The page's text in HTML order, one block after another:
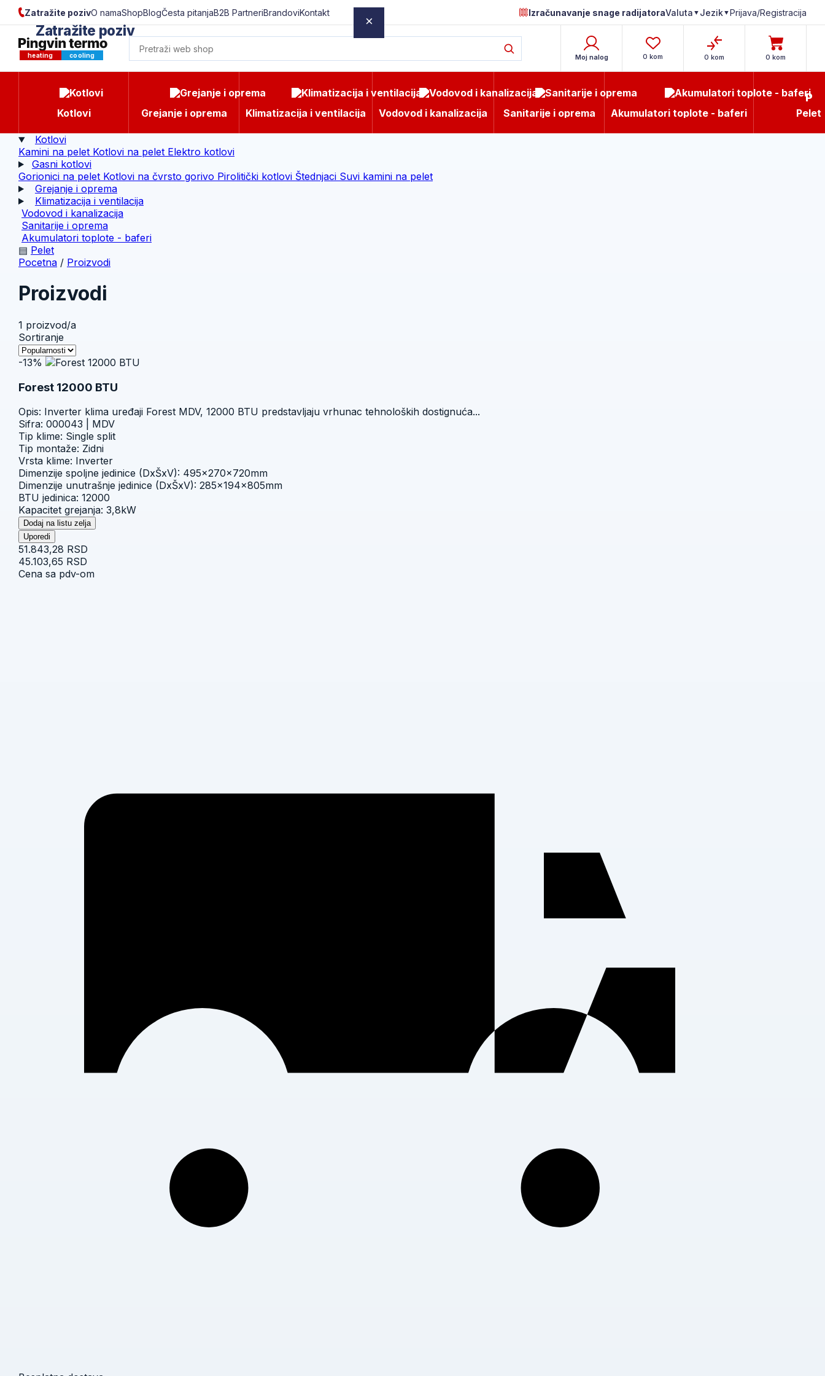
×
Zatražite poziv
Upišite tražene podatke kako bi vas mogli kontaktirati.
Radno vreme: Pon - Pet od 8 do 16h, Sub od 8 do 14h
Zatražite pozivO namaShopBlogČesta pitanjaB2B PartneriBrandoviKontakt Izračunavanje snage radijatoraValuta ▼ Jezik▼Prijava/Registracija
heating cooling Moj nalog 0 kom 0 kom 0 kom
Kotlovi Grejanje i oprema Klimatizacija i ventilacija Vodovod i kanalizacija Sanitarije i oprema Akumulatori toplote - baferi
P
Pelet
Kotlovi
Kamini na pelet Kotlovi na pelet Elektro kotlovi
Gasni kotlovi
Gorionici na pelet Kotlovi na čvrsto gorivo Pirolitički kotlovi Štednjaci Suvi kamini na pelet
Grejanje i oprema
Klimatizacija i ventilacija
Vodovod i kanalizacija
Sanitarije i oprema
Akumulatori toplote - baferi
▤ Pelet
Pocetna / Proizvodi
Proizvodi
1 proizvod/a
Sortiranje
-13%
Forest 12000 BTU
Opis: Inverter klima uređaji Forest MDV, 12000 BTU predstavljaju vrhunac tehnoloških dostignuća...
Sifra: 000043
MDV
Tip klime: Single split
Tip montaže: Zidni
Vrsta klime: Inverter
Dimenzije spoljne jedinice (DxŠxV): 495x270x720mm
Dimenzije unutrašnje jedinice (DxŠxV): 285x194x805mm
BTU jedinica: 12000
Kapacitet grejanja: 3,8kW
Dodaj na listu zelja
Uporedi
51.843,28 RSD
45.103,65 RSD
Cena sa pdv-om